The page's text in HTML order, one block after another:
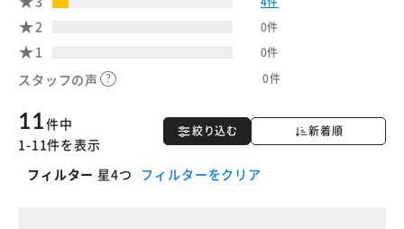
2 0件
1 0件
スタッフの声 0件
絞り込む 新着順
11件中
1-11件を表示
フィルター 星4つ フィルターをクリア